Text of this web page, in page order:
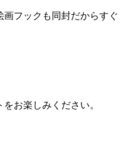
フックも同封だからすぐ
お楽しみください。